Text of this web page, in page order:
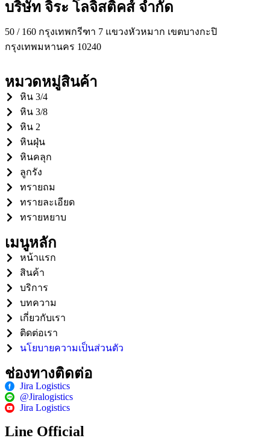
บริษัท จิระ โลจิสติคส์ จำกัด
50 / 160 กรุงเทพกรีฑา 7 แขวงหัวหมาก เขตบางกะปิ
กรุงเทพมหานคร 10240
หมวดหมู่สินค้า
หิน 3/4
หิน 3/8
หิน 2
หินฝุ่น
หินคลุก
ลูกรัง
ทรายถม
ทรายละเอียด
ทรายหยาบ
เมนูหลัก
หน้าแรก
สินค้า
บริการ
บทความ
เกี่ยวกับเรา
ติดต่อเรา
นโยบายความเป็นส่วนตัว
ช่องทางติดต่อ
Jira Logistics
@Jiralogistics
Jira Logistics
Line Official